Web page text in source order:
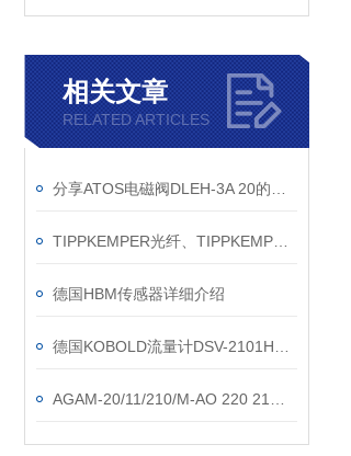
相关文章
RELATED ARTICLES
德国HBM传感器详细介绍